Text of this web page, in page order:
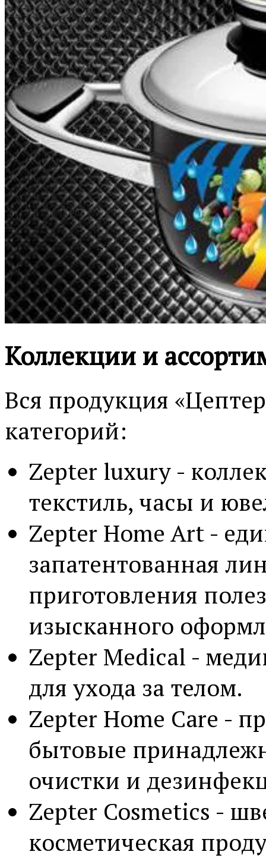
Коллекции и
Вся продукция
категорий:
Zepter luxury -
текстиль, часы и
Zepter Home Art -
запатентованная
приготовления
изысканного
Zepter Medical -
для ухода за телом.
Zepter Home Care -
бытовые
очистки и
Zepter Cosmetics -
косметическая